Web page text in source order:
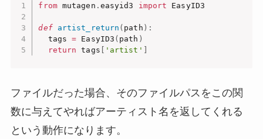
from mutagen . easyid3 import EasyID3
def artist_return ( path ) :
  tags
= EasyID3 ( path )
return tags [ 'artist' ]
ファイルだった場合、そのファイルパスをこの関
数に与えてやればアーティスト名を返してくれる
という動作になります。